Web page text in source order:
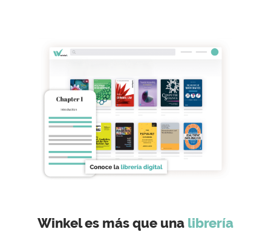
Winkel es más que una librería